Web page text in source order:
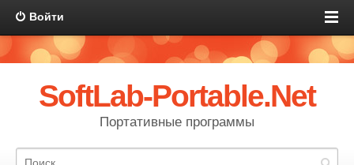
Войти
SoftLab-Portable.Net
Портативные программы